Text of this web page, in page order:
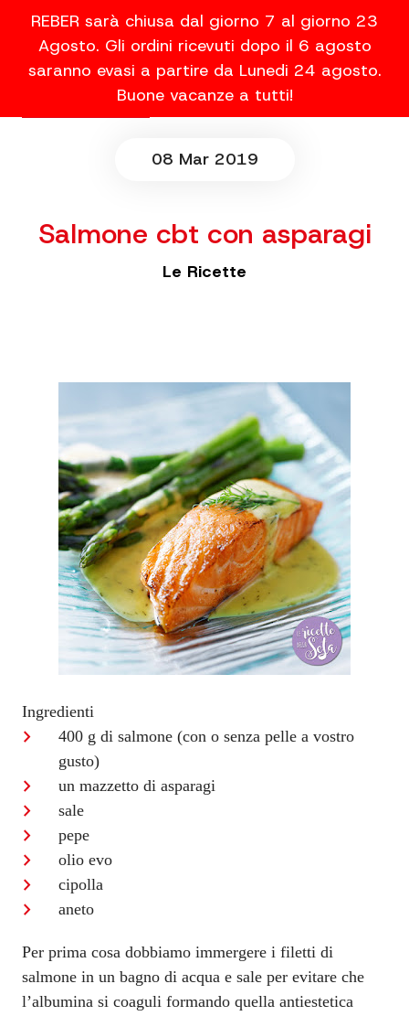
REBER sarà chiusa dal giorno 7 al giorno 23
Agosto. Gli ordini ricevuti dopo il 6 agosto
saranno evasi a partire da Lunedi 24 agosto.
Buone vacanze a tutti!
08 Mar 2019
Salmone cbt con asparagi
Le Ricette
Ingredienti
400 g di salmone (con o senza pelle a vostro
gusto)
un mazzetto di asparagi
sale
pepe
olio evo
cipolla
aneto
Per prima cosa dobbiamo immergere i filetti di
salmone in un bagno di acqua e sale per evitare che
l’albumina si coaguli formando quella antiestetica